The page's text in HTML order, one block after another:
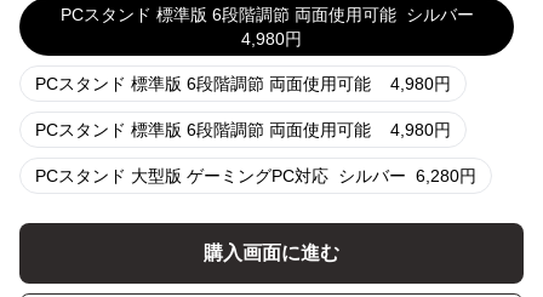
PCスタンド 標準版 6段階調節 両面使用可能 シルバー
4,980円
PCスタンド 標準版 6段階調節 両面使用可能 4,980円
PCスタンド 標準版 6段階調節 両面使用可能 4,980円
PCスタンド 大型版 ゲーミングPC対応 シルバー 6,280円
購入画面に進む